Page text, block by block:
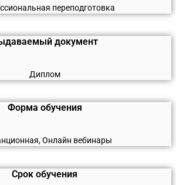
переподготовка
документ
Диплом
Форма обучения
Онлайн вебинары
Срок обучения